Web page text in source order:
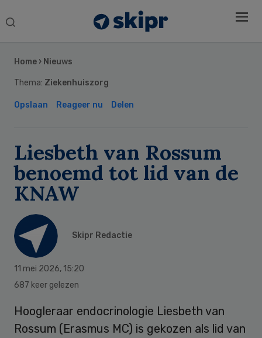
Search
Home › Nieuws
Thema: Ziekenhuiszorg
Opslaan Reageer nu Delen
Liesbeth van Rossum
benoemd tot lid van de
KNAW
Skipr Redactie
11 mei 2026, 15:20
687 keer gelezen
Hoogleraar endocrinologie Liesbeth van
Rossum (Erasmus MC) is gekozen als lid van
Sidebar